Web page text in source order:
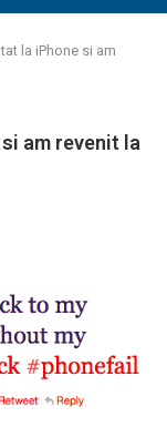
la iPhone si am
am revenit la